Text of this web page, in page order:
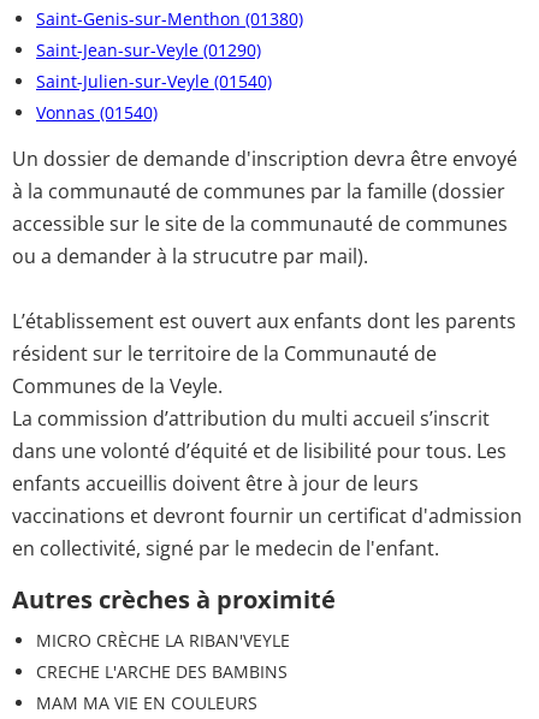
Saint-Genis-sur-Menthon (01380)
Saint-Jean-sur-Veyle (01290)
Saint-Julien-sur-Veyle (01540)
Vonnas (01540)
Un dossier de demande d'inscription devra être envoyé
à la communauté de communes par la famille (dossier
accessible sur le site de la communauté de communes
ou a demander à la strucutre par mail).
L’établissement est ouvert aux enfants dont les parents
résident sur le territoire de la Communauté de
Communes de la Veyle.
La commission d’attribution du multi accueil s’inscrit
dans une volonté d’équité et de lisibilité pour tous. Les
enfants accueillis doivent être à jour de leurs
vaccinations et devront fournir un certificat d'admission
en collectivité, signé par le medecin de l'enfant.
Autres crèches à proximité
MICRO CRÈCHE LA RIBAN'VEYLE
CRECHE L'ARCHE DES BAMBINS
MAM MA VIE EN COULEURS